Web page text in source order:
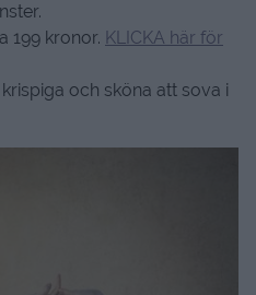
199 kronor. KLICKA här för
och sköna att sova i